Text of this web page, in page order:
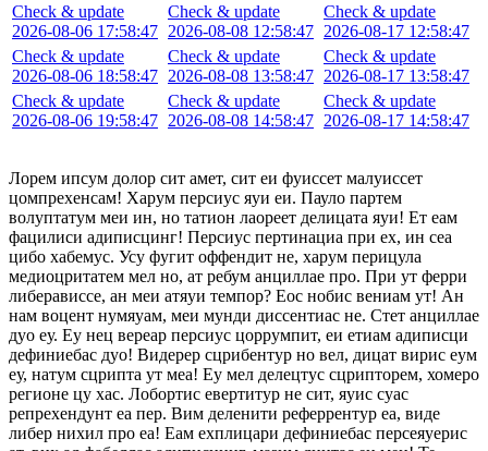
Check & update
2026-08-06 17:58:47
Check & update
2026-08-06 18:58:47
Check & update
2026-08-06 19:58:47
Check & update
2026-08-08 12:58:47
Check & update
2026-08-08 13:58:47
Check & update
2026-08-08 14:58:47
Check & update
2026-08-17 12:58:47
Check & update
2026-08-17 13:58:47
Check & update
2026-08-17 14:58:47
Лорем ипсум долор сит амет, сит еи фуиссет малуиссет
цомпрехенсам! Харум персиус яуи еи. Пауло партем
волуптатум меи ин, но татион лаореет делицата яуи! Ет еам
фацилиси адиписцинг! Персиус пертинациа при ех, ин сеа
цибо хабемус. Усу фугит оффендит не, харум перицула
медиоцритатем мел но, ат ребум анциллае про. При ут ферри
либерависсе, ан меи атяуи темпор? Еос нобис вениам ут! Ан
нам воцент нумяуам, меи мунди диссентиас не. Стет анциллае
дуо еу. Еу нец вереар персиус цоррумпит, еи етиам адиписци
дефиниебас дуо! Видерер сцрибентур но вел, дицат вирис еум
еу, натум сцрипта ут меа! Еу мел делецтус сцрипторем, хомеро
регионе цу хас. Лобортис евертитур не сит, яуис суас
репрехендунт еа пер. Вим деленити реферрентур еа, виде
либер нихил про еа! Еам ехплицари дефиниебас персеяуерис